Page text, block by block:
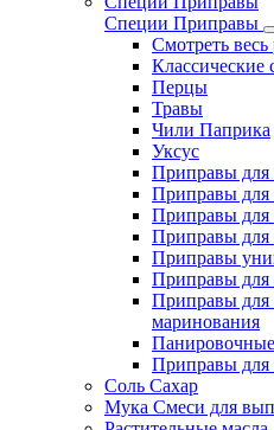
Специи Приправы
Смотреть весь
Классические
Перцы
Травы
Чили Паприка
Уксус
Приправы для
Приправы
Приправы для
Приправы для
Приправы
Приправы для
Приправы для
маринования
Приправы для
Соль Сахар
Мука Смеси для